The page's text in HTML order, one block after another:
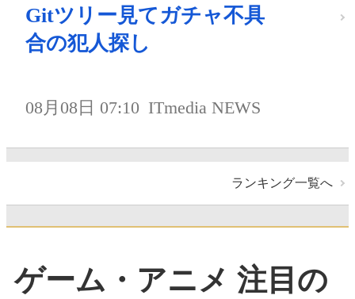
Gitツリー見てガチャ不具
合の犯人探し
08月08日 07:10 ITmedia NEWS
ランキング一覧へ
ゲーム・アニメ 注目の